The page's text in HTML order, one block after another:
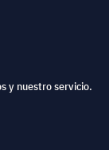
y nuestro servicio.